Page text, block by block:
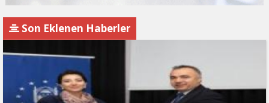
Son Eklenen Haberler